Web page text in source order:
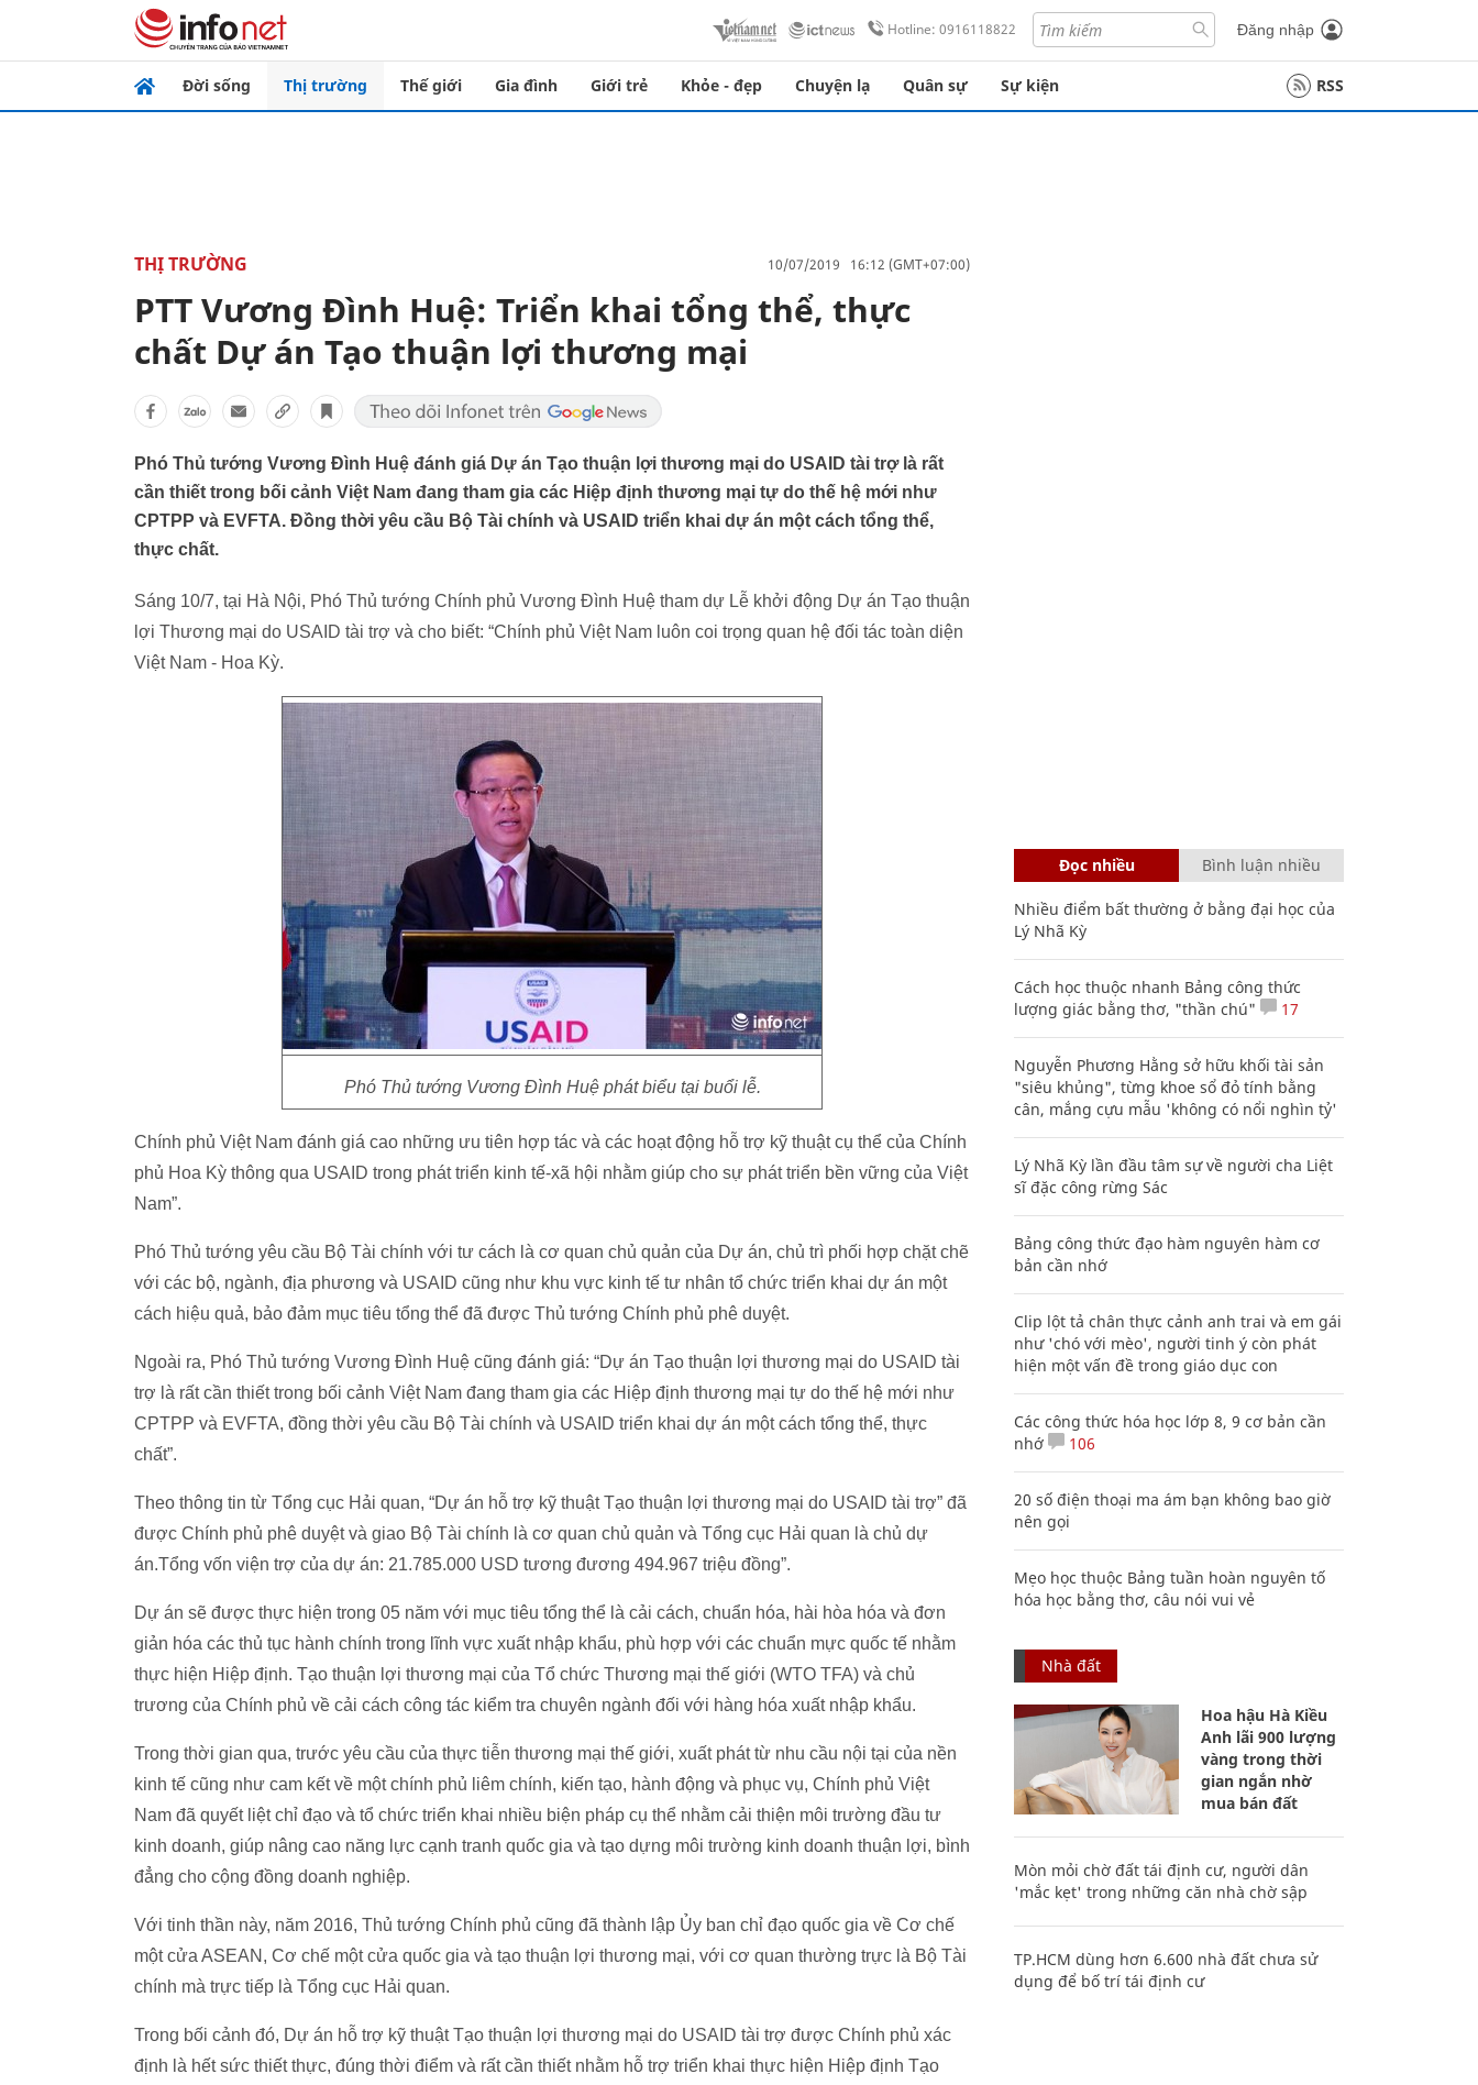
Hotline: 0916118822 Đăng nhập
Đời sống Thị trường Thế giới Gia đình Giới trẻ Khỏe - đẹp Chuyện lạ Quân sự Sự kiện RSS
THỊ TRƯỜNG 10/07/2019 16:12 (GMT+07:00)
PTT Vương Đình Huệ: Triển khai tổng thể, thực
chất Dự án Tạo thuận lợi thương mại
Phó Thủ tướng Vương Đình Huệ đánh giá Dự án Tạo thuận lợi thương mại do USAID tài trợ là rất
cần thiết trong bối cảnh Việt Nam đang tham gia các Hiệp định thương mại tự do thế hệ mới như
CPTPP và EVFTA. Đồng thời yêu cầu Bộ Tài chính và USAID triển khai dự án một cách tổng thể,
thực chất.
Sáng 10/7, tại Hà Nội, Phó Thủ tướng Chính phủ Vương Đình Huệ tham dự Lễ khởi động Dự án Tạo thuận
lợi Thương mại do USAID tài trợ và cho biết: “Chính phủ Việt Nam luôn coi trọng quan hệ đối tác toàn diện
Việt Nam - Hoa Kỳ.
Phó Thủ tướng Vương Đình Huệ phát biểu tại buổi lễ.
Chính phủ Việt Nam đánh giá cao những ưu tiên hợp tác và các hoạt động hỗ trợ kỹ thuật cụ thể của Chính
phủ Hoa Kỳ thông qua USAID trong phát triển kinh tế-xã hội nhằm giúp cho sự phát triển bền vững của Việt
Nam”.
Phó Thủ tướng yêu cầu Bộ Tài chính với tư cách là cơ quan chủ quản của Dự án, chủ trì phối hợp chặt chẽ
với các bộ, ngành, địa phương và USAID cũng như khu vực kinh tế tư nhân tổ chức triển khai dự án một
cách hiệu quả, bảo đảm mục tiêu tổng thể đã được Thủ tướng Chính phủ phê duyệt.
Ngoài ra, Phó Thủ tướng Vương Đình Huệ cũng đánh giá: “Dự án Tạo thuận lợi thương mại do USAID tài
trợ là rất cần thiết trong bối cảnh Việt Nam đang tham gia các Hiệp định thương mại tự do thế hệ mới như
CPTPP và EVFTA, đồng thời yêu cầu Bộ Tài chính và USAID triển khai dự án một cách tổng thể, thực
chất”.
Theo thông tin từ Tổng cục Hải quan, “Dự án hỗ trợ kỹ thuật Tạo thuận lợi thương mại do USAID tài trợ” đã
được Chính phủ phê duyệt và giao Bộ Tài chính là cơ quan chủ quản và Tổng cục Hải quan là chủ dự
án.Tổng vốn viện trợ của dự án: 21.785.000 USD tương đương 494.967 triệu đồng”.
Dự án sẽ được thực hiện trong 05 năm với mục tiêu tổng thể là cải cách, chuẩn hóa, hài hòa hóa và đơn
giản hóa các thủ tục hành chính trong lĩnh vực xuất nhập khẩu, phù hợp với các chuẩn mực quốc tế nhằm
thực hiện Hiệp định. Tạo thuận lợi thương mại của Tổ chức Thương mại thế giới (WTO TFA) và chủ
trương của Chính phủ về cải cách công tác kiểm tra chuyên ngành đối với hàng hóa xuất nhập khẩu.
Trong thời gian qua, trước yêu cầu của thực tiễn thương mại thế giới, xuất phát từ nhu cầu nội tại của nền
kinh tế cũng như cam kết về một chính phủ liêm chính, kiến tạo, hành động và phục vụ, Chính phủ Việt
Nam đã quyết liệt chỉ đạo và tổ chức triển khai nhiều biện pháp cụ thể nhằm cải thiện môi trường đầu tư
kinh doanh, giúp nâng cao năng lực cạnh tranh quốc gia và tạo dựng môi trường kinh doanh thuận lợi, bình
đẳng cho cộng đồng doanh nghiệp.
Với tinh thần này, năm 2016, Thủ tướng Chính phủ cũng đã thành lập Ủy ban chỉ đạo quốc gia về Cơ chế
một cửa ASEAN, Cơ chế một cửa quốc gia và tạo thuận lợi thương mại, với cơ quan thường trực là Bộ Tài
chính mà trực tiếp là Tổng cục Hải quan.
Trong bối cảnh đó, Dự án hỗ trợ kỹ thuật Tạo thuận lợi thương mại do USAID tài trợ được Chính phủ xác
định là hết sức thiết thực, đúng thời điểm và rất cần thiết nhằm hỗ trợ triển khai thực hiện Hiệp định Tạo
Đọc nhiều Bình luận nhiều
Nhiều điểm bất thường ở bằng đại học của
Lý Nhã Kỳ
Cách học thuộc nhanh Bảng công thức
lượng giác bằng thơ, "thần chú"
17
Nguyễn Phương Hằng sở hữu khối tài sản
"siêu khủng", từng khoe sổ đỏ tính bằng
cân, mắng cựu mẫu 'không có nổi nghìn tỷ'
Lý Nhã Kỳ lần đầu tâm sự về người cha Liệt
sĩ đặc công rừng Sác
Bảng công thức đạo hàm nguyên hàm cơ
bản cần nhớ
Clip lột tả chân thực cảnh anh trai và em gái
như 'chó với mèo', người tinh ý còn phát
hiện một vấn đề trong giáo dục con
Các công thức hóa học lớp 8, 9 cơ bản cần
nhớ
106
20 số điện thoại ma ám bạn không bao giờ
nên gọi
Mẹo học thuộc Bảng tuần hoàn nguyên tố
hóa học bằng thơ, câu nói vui vẻ
Nhà đất
Hoa hậu Hà Kiều
Anh lãi 900 lượng
vàng trong thời
gian ngắn nhờ
mua bán đất
Mòn mỏi chờ đất tái định cư, người dân
'mắc kẹt' trong những căn nhà chờ sập
TP.HCM dùng hơn 6.600 nhà đất chưa sử
dụng để bố trí tái định cư